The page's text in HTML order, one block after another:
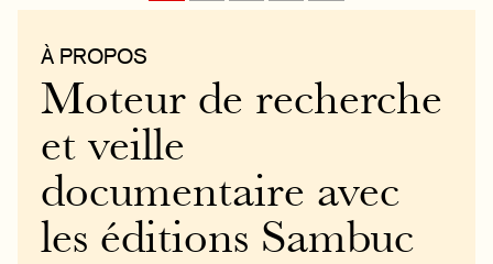
À PROPOS
Moteur de recherche
et veille
documentaire avec
les éditions Sambuc